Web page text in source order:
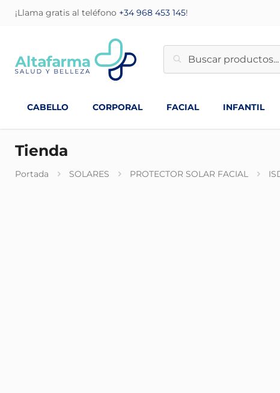
¡Llama gratis al teléfono +34 968 453 145!
CABELLO CORPORAL FACIAL INFANTIL
Tienda
Portada SOLARES PROTECTOR SOLAR FACIAL